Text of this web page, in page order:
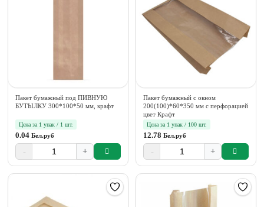
Пакет бумажный под ПИВНУЮ
БУТЫЛКУ 300*100*50 мм, крафт
Цена за 1 упак / 1 шт.
0.04 Бел.руб
- +
Пакет бумажный с окном
200(100)*60*350 мм с перфорацией
цвет Крафт
Цена за 1 упак / 100 шт.
12.78 Бел.руб
- +